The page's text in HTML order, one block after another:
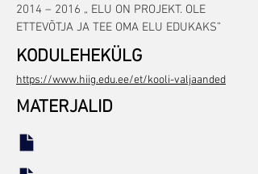
2014 – 2016 „ ELU ON PROJEKT. OLE
ETTEVÕTJA JA TEE OMA ELU EDUKAKS”
KODULEHEKÜLG
https://www.hiig.edu.ee/et/kooli-valjaanded
MATERJALID